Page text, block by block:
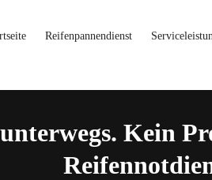
Reifenpannendienst
Kein